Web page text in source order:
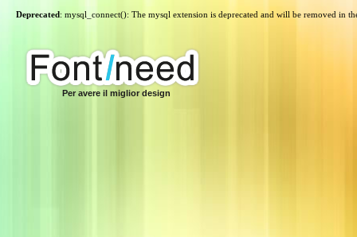
Deprecated: mysql_connect(): The mysql extension is deprecated and will be removed in
Per avere il miglior design